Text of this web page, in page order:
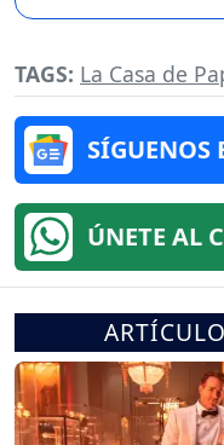
TAGS: La Casa de
SÍGUENOS
ÚNETE AL